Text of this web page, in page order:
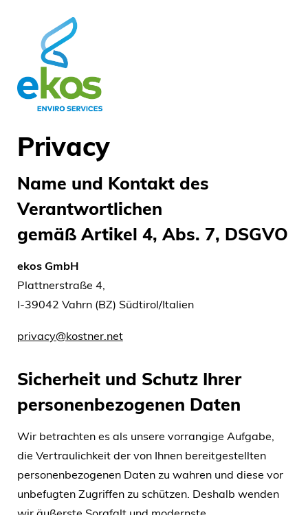
Privacy
Name und Kontakt des
Verantwortlichen
gemäß Artikel 4, Abs. 7, DSGVO
ekos GmbH
Plattnerstraße 4,
I-39042 Vahrn (BZ) Südtirol/Italien
privacy@kostner.net
Sicherheit und Schutz Ihrer
personenbezogenen Daten
Wir betrachten es als unsere vorrangige Aufgabe,
die Vertraulichkeit der von Ihnen bereitgestellten
personenbezogenen Daten zu wahren und diese vor
unbefugten Zugriffen zu schützen. Deshalb wenden